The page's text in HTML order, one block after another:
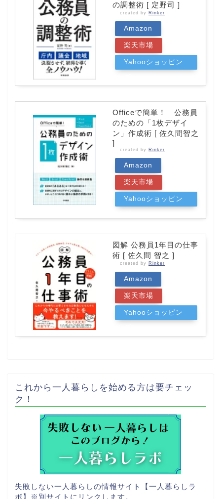
の調整術 [ 定野司 ]
created by Rinker
Amazon
楽天市場
Yahooショッピン
Officeで簡単！ 公務員
のための「1枚デザイ
ン」作成術 [ 佐久間智之
]
created by Rinker
Amazon
楽天市場
Yahooショッピン
図解 公務員1年目の仕事
術 [ 佐久間 智之 ]
created by Rinker
Amazon
楽天市場
Yahooショッピン
これから一人暮らしを始める方は要チェッ
ク！
失敗しない一人暮らしの情報サイト【一人暮らしラ
ボ】
※別サイトにリンクします。